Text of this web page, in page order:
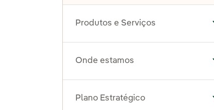
Produtos e Serviços
Onde estamos
Plano Estratégico